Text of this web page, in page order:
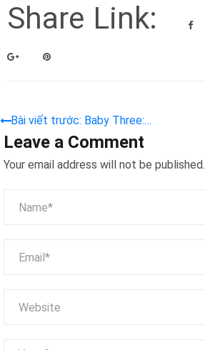
Share Link:
Bài viết trước: Baby Three:
Cơn Sốt Đồ Chơi Nhồi Bông
Khiến Giới Trẻ “Đứng Ngồi
Chưa?
Leave a Comment
Your email address will not be published.